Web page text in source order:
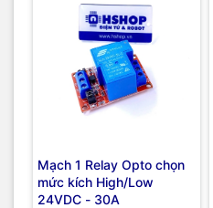
Mạch 1 Relay Opto chọn
mức kích High/Low
24VDC - 30A